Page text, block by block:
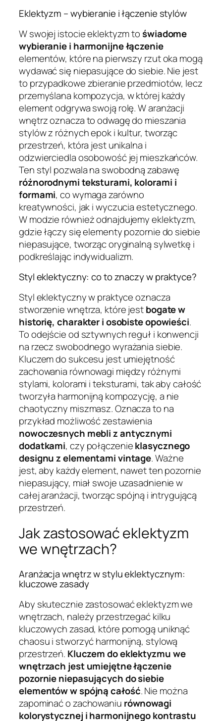
Eklektyzm – wybieranie i łączenie stylów
W swojej istocie eklektyzm toświadome
wybieranie i harmonijne łączenie
elementów, które na pierwszy rzut oka mogą
wydawać się niepasujące do siebie. Nie jest
to przypadkowe zbieranie przedmiotów, lecz
przemyślana kompozycja, w której każdy
element odgrywa swoją rolę. W aranżacji
wnętrz oznacza to odwagę do mieszania
stylów z różnych epok i kultur, tworząc
przestrzeń, która jest unikalna i
odzwierciedla osobowość jej mieszkańców.
Ten styl pozwala na swobodną zabawę
różnorodnymi teksturami, kolorami i
formami, co wymaga zarówno
kreatywności, jak i wyczucia estetycznego.
W modzie również odnajdujemy eklektyzm,
gdzie łączy się elementy pozornie do siebie
niepasujące, tworząc oryginalną sylwetkę i
podkreślając indywidualizm.
Styl eklektyczny: co to znaczy w praktyce?
Styl eklektyczny w praktyce oznacza
stworzenie wnętrza, które jestbogate w
historię, charakter i osobiste opowieści.
To odejście od sztywnych reguł i konwencji
na rzecz swobodnego wyrażania siebie.
Kluczem do sukcesu jest umiejętność
zachowania równowagi między różnymi
stylami, kolorami i teksturami, tak aby całość
tworzyła harmonijną kompozycję, a nie
chaotyczny miszmasz. Oznacza to na
przykład możliwość zestawienia
nowoczesnych mebli z antycznymi
dodatkami, czy połączenieklasycznego
designu z elementami vintage. Ważne
jest, aby każdy element, nawet ten pozornie
niepasujący, miał swoje uzasadnienie w
całej aranżacji, tworząc spójną i intrygującą
przestrzeń.
Jak zastosować eklektyzm
we wnętrzach?
Aranżacja wnętrz w stylu eklektycznym:
kluczowe zasady
Aby skutecznie zastosować eklektyzm we
wnętrzach, należy przestrzegać kilku
kluczowych zasad, które pomogą uniknąć
chaosu i stworzyć harmonijną, stylową
przestrzeń. Kluczem do eklektyzmu we
wnętrzach jest umiejętne łączenie
pozornie niepasujących do siebie
elementów w spójną całość. Nie można
zapominać o zachowaniu równowagi
kolorystycznej i harmonijnego kontrastu